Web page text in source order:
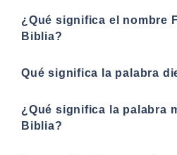
¿Qué significa el nombre
Biblia?
Qué significa la palabra
¿Qué significa la palabra
Biblia?